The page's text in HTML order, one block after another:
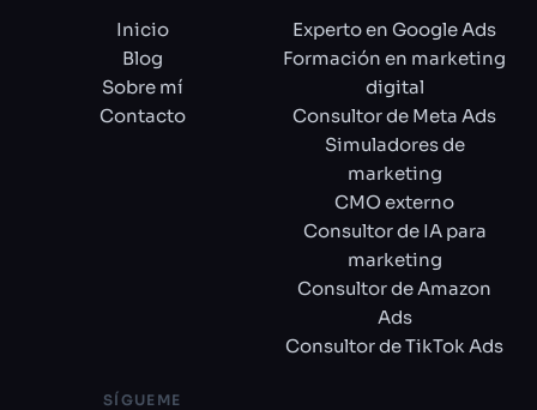
Inicio
Blog
Sobre mí
Contacto
Experto en Google Ads
Formación en marketing
digital
Consultor de Meta Ads
Simuladores de
marketing
CMO externo
Consultor de IA para
marketing
Consultor de Amazon
Ads
Consultor de TikTok Ads
SÍGUEME